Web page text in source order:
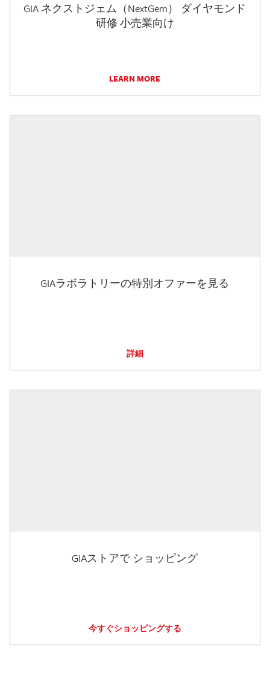
GIA ネクストジェム（NextGem） ダイヤモンド
研修 小売業向け
LEARN MORE
GIAラボラトリーの特別オファーを見る
詳細
GIAストアで ショッピング
今すぐショッピングする